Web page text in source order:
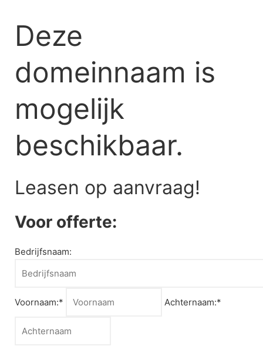
contentDeze
domeinnaam is
mogelijk
beschikbaar.
Leasen op aanvraag!
Voor offerte:
Bedrijfsnaam:
Voornaam:* Achternaam:*